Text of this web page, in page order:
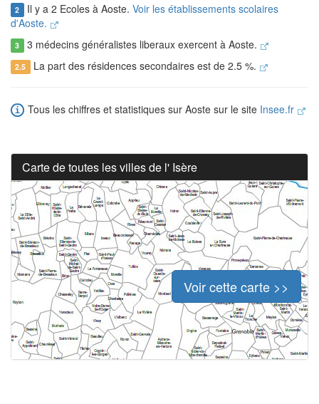
2 Il y a 2 Ecoles à Aoste. Voir les établissements scolaires
d'Aoste.
3 3 médecins généralistes liberaux exercent à Aoste.
2.5 La part des résidences secondaires est de 2.5 %.
Tous les chiffres et statistiques sur Aoste sur le site Insee.fr
Carte de toutes les villes de l' Isère
Voir cette carte >>